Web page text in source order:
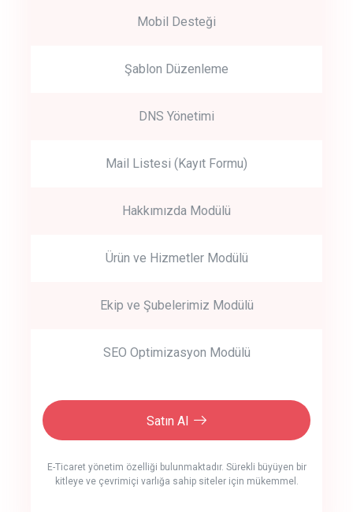
Mobil Desteği
Şablon Düzenleme
DNS Yönetimi
Mail Listesi (Kayıt Formu)
Hakkımızda Modülü
Ürün ve Hizmetler Modülü
Ekip ve Şubelerimiz Modülü
SEO Optimizasyon Modülü
Satın Al
E-Ticaret yönetim özelliği bulunmaktadır. Sürekli büyüyen bir
kitleye ve çevrimiçi varlığa sahip siteler için mükemmel.